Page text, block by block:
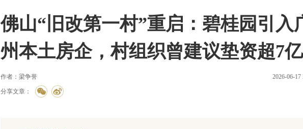
佛山“旧改第一村”重启：碧桂园引入
州本土房企，村组织曾建议垫资超7亿
作者：梁争誉 2026-06-17
分享文章：